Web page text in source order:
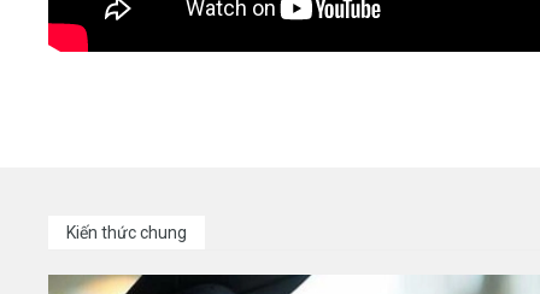
Kiến thức chung